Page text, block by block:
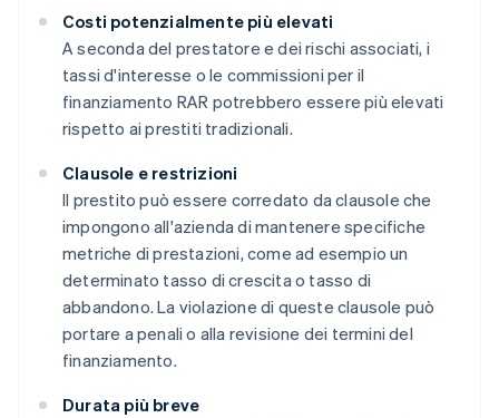
Costi potenzialmente più elevati
A seconda del prestatore e dei rischi associati, i
tassi d'interesse o le commissioni per il
finanziamento RAR potrebbero essere più elevati
rispetto ai prestiti tradizionali.
Clausole e restrizioni
Il prestito può essere corredato da clausole che
impongono all'azienda di mantenere specifiche
metriche di prestazioni, come ad esempio un
determinato tasso di crescita o tasso di
abbandono. La violazione di queste clausole può
portare a penali o alla revisione dei termini del
finanziamento.
Durata più breve